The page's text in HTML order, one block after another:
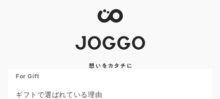
For Gift
ギフトで選ばれている理由